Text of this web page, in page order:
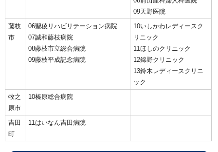
09天野医院
藤枝
市
06聖稜リハビリテーション病院
07誠和藤枝病院
08藤枝市立総合病院
09藤枝平成記念病院
10いしかわレディースク
リニック
11ほしのクリニック
12錦野クリニック
13鈴木レディースクリニ
ック
牧之
原市
10榛原総合病院
吉田
町
11はいなん吉田病院